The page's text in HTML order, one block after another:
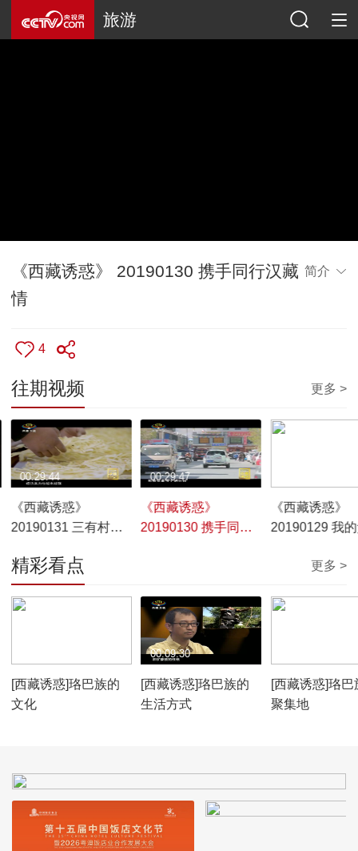
旅游
《西藏诱惑》 20190130 携手同行汉藏
情
简介
4
往期视频 更多 >
《西藏诱惑》
20190131 三有村的
00:29:44
《西藏诱惑》
20190130 携手同行
00:29:47
《西藏诱惑》
20190129 我
精彩看点 更多 >
[西藏诱惑]珞巴族的
文化
[西藏诱惑]珞巴族的
生活方式
00:09:30
[西藏诱惑]珞巴
聚集地